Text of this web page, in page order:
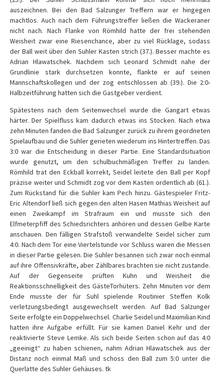
auszeichnen. Bei den Bad Salzunger Treffern war er hingegen
machtlos. Auch nach dem Führungstreffer ließen die Wackeraner
nicht nach. Nach Flanke von Römhild hatte der frei stehenden
Weisheit zwar eine Riesenchance, aber zu viel Rücklage, sodass
der Ball weit über den Suhler Kasten strich (37.). Besser machte es
Adrian Hlawatschek. Nachdem sich Leonard Schmidt nahe der
Grundlinie stark durchsetzen konnte, flankte er auf seinen
Mannschaftskollegen und der zog entschlossen ab (39.). Die 2:0-
Halbzeitführung hatten sich die Gastgeber verdient.
Spätestens nach dem Seitenwechsel wurde die Gangart etwas
härter. Der Spielfluss kam dadurch etwas ins Stocken. Nach etwa
zehn Minuten fanden die Bad Salzunger zurück zu ihrem geordneten
Spielaufbau und die Suhler gerieten wiederum ins Hintertreffen. Das
3:0 war die Entscheidung in dieser Partie. Eine Standardsituation
wurde genutzt, um den schulbuchmäßigen Treffer zu landen.
Römhild trat den Eckball korrekt, Seidel leitete den Ball per Kopf
präzise weiter und Schmidt zog vor dem Kasten ordentlich ab (61.).
Zum Rückstand für die Suhler kam Pech hinzu. Gästespieler Fritz-
Eric Altendorf ließ sich gegen den alten Hasen Mathias Weisheit auf
einen Zweikampf im Strafraum ein und musste sich den
Elfmeterpfiff des Schiedsrichters anhören und dessen Gelbe Karte
anschauen. Den fälligen Strafstoß verwandelte Seidel sicher zum
4:0. Nach dem Tor eine Viertelstunde vor Schluss waren die Messen
in dieser Partie gelesen. Die Suhler besannen sich zwar noch einmal
auf ihre Offensivkräfte, aber Zählbares brachten sie nicht zustande.
Auf der Gegenseite prüften Kuhn und Weisheit die
Reaktionsschnelligkeit des GästeTorhüters. Zehn Minuten vor dem
Ende musste der für Suhl spielende Routinier Steffen Kolk
verletzungsbedingt ausgewechselt werden. Auf Bad Salzunger
Seite erfolgte ein Doppelwechsel. Charlie Seidel und Maximilian Kind
hatten ihre Aufgabe erfüllt. Für sie kamen Daniel Kehr und der
reaktivierte Steve Lemke. Als sich beide Seiten schon auf das 4:0
„geeinigt“ zu haben schienen, nahm Adrian Hlawatschek aus der
Distanz noch einmal Maß und schoss den Ball zum 5:0 unter die
Querlatte des Suhler Gehäuses. tk